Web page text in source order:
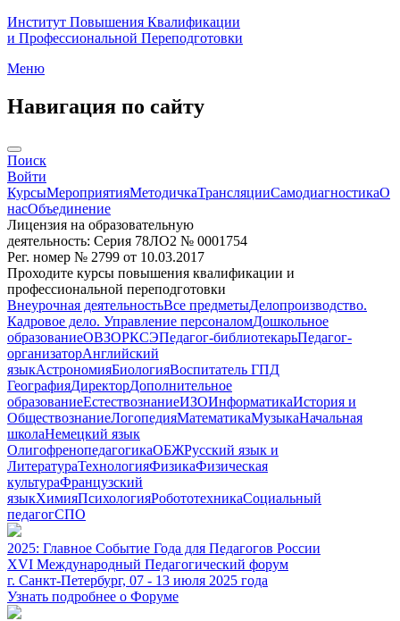
Институт Повышения Квалификации
и Профессиональной Переподготовки
Меню
Навигация по сайту
Поиск
Войти
КурсыМероприятияМетодичкаТрансляцииСамодиагностикаО
насОбъединение
Лицензия на образовательную
деятельность: Серия 78ЛО2 № 0001754
Рег. номер № 2799 от 10.03.2017
Проходите курсы повышения квалификации и
профессиональной переподготовки
Внеурочная деятельностьВсе предметыДелопроизводство.
Кадровое дело. Управление персоналомДошкольное
образованиеОВЗОРКСЭПедагог-библиотекарьПедагог-
организаторАнглийский
языкАстрономияБиологияВоспитатель ГПД
ГеографияДиректорДополнительное
образованиеЕстествознаниеИЗОИнформатикаИстория и
ОбществознаниеЛогопедияМатематикаМузыкаНачальная
школаНемецкий язык
ОлигофренопедагогикаОБЖРусский язык и
ЛитератураТехнологияФизикаФизическая
культураФранцузский
языкХимияПсихологияРобототехникаСоциальный
педагогСПО
2025: Главное Событие Года для Педагогов России
XVI Международный Педагогический форум
г. Санкт-Петербург, 07 - 13 июля 2025 года
Узнать подробнее о Форуме